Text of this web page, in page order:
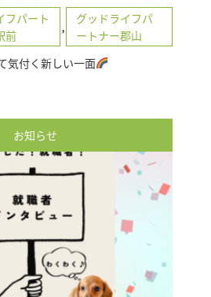
フパート
前
,
グッドライフパ
ートナー郡山
気付く新しい一面
お知らせ